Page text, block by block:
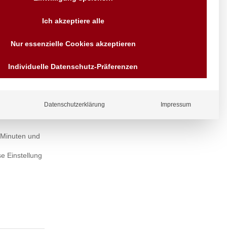
Set
werden.
der
und
Einstellung
Anfragen
Wir sind seit über 40 Jahren
für Sie da
Vorrauskasse Paypal,
Kreditkarte, Direkt
Ich akzeptiere alle
Nur essenzielle Cookies akzeptieren
Individuelle Datenschutz-Präferenzen
Datenschutzerklärung Impressum